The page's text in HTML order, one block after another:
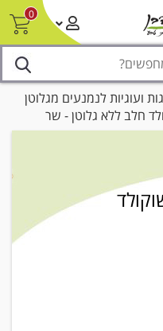
0
ביטול הזמנה
ועוגיות לנמנעים מגלוטן
חלב ללא גלוטן - שר